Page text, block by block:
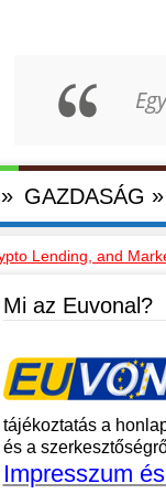
GAZDASÁG »
Market Scams
Mi az Euvonal?
tájékoztatás a
és a
Impresszum